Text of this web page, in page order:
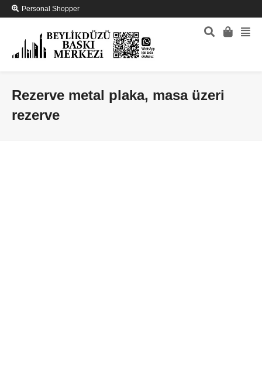
Personal Shopper
Rezerve metal plaka, masa üzeri
rezerve